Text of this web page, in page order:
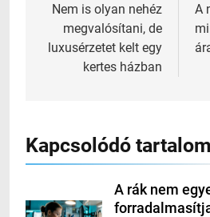
navigáció
Nem is olyan nehéz
megvalósítani, de
luxusérzetet kelt egy
kertes házban
A
Kapcsolódó tartalom
A rák nem